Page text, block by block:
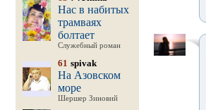
Нас в набитых
трамваях
болтает
Служебный роман
61 spivak
На Азовском
море
Шершер Зиновий